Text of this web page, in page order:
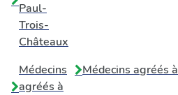
Paul-
Trois-
Châteaux
Médecins
agréés à
Médecins agréés à